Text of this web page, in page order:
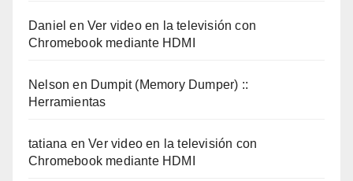
Daniel enVer video en la televisión con
Chromebook mediante HDMI
Nelson en Dumpit (Memory Dumper) ::
Herramientas
tatiana enVer video en la televisión con
Chromebook mediante HDMI